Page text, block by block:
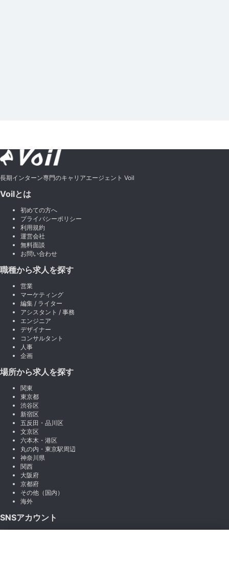
長期インターン専門のキャリアエージェント Voil
Voilとは
初めての方へ
プライバシーポリシー
利用規約
運営会社
無料面談
お問い合わせ
職種から求人を探す
営業
マーケティング
編集 / ライター
アシスタント / 事務
エンジニア
デザイナー
コンサルタント
人事
企画
場所から求人を探す
関東
東京都
渋谷区
新宿区
五反田・品川区
文京区
六本木・港区
丸の内・東京駅周辺
神奈川県
関西
大阪府
京都府
その他（国内）
海外
SNSアカウント